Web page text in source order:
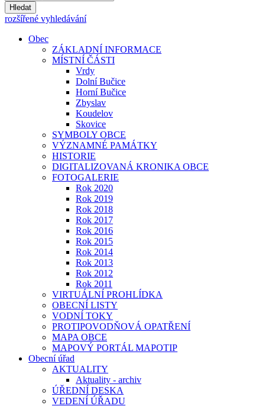
Hledat
rozšířené vyhledávání
Obec
ZÁKLADNÍ INFORMACE
MÍSTNÍ ČÁSTI
Vrdy
Dolní Bučice
Horní Bučice
Zbyslav
Koudelov
Skovice
SYMBOLY OBCE
VÝZNAMNÉ PAMÁTKY
HISTORIE
DIGITALIZOVANÁ KRONIKA OBCE
FOTOGALERIE
Rok 2020
Rok 2019
Rok 2018
Rok 2017
Rok 2016
Rok 2015
Rok 2014
Rok 2013
Rok 2012
Rok 2011
VIRTUÁLNÍ PROHLÍDKA
OBECNÍ LISTY
VODNÍ TOKY
PROTIPOVODŇOVÁ OPATŘENÍ
MAPA OBCE
MAPOVÝ PORTÁL MAPOTIP
Obecní úřad
AKTUALITY
Aktuality - archiv
ÚŘEDNÍ DESKA
VEDENÍ ÚŘADU